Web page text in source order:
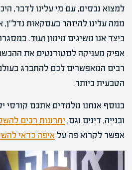
למצוא נכסים, עם מי עלינו לדבר,
ממה עלינו להיזהר בעסקאות נדל"ן,
כיצד אנו משיגים מימון ועוד.
אפיק מעניקה לסטודנטים את
רבים המאפשרים לכם להתברג
הטבעית ביותר.
בנוסף אנחנו מלמדים אתכם קורסי
ובנייה, דינים וגם, יתרונות רבים
אפשר לקרוא פה על איפה כדאי